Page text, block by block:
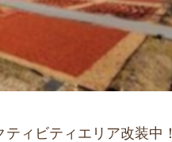
ティビティエリア改装中！